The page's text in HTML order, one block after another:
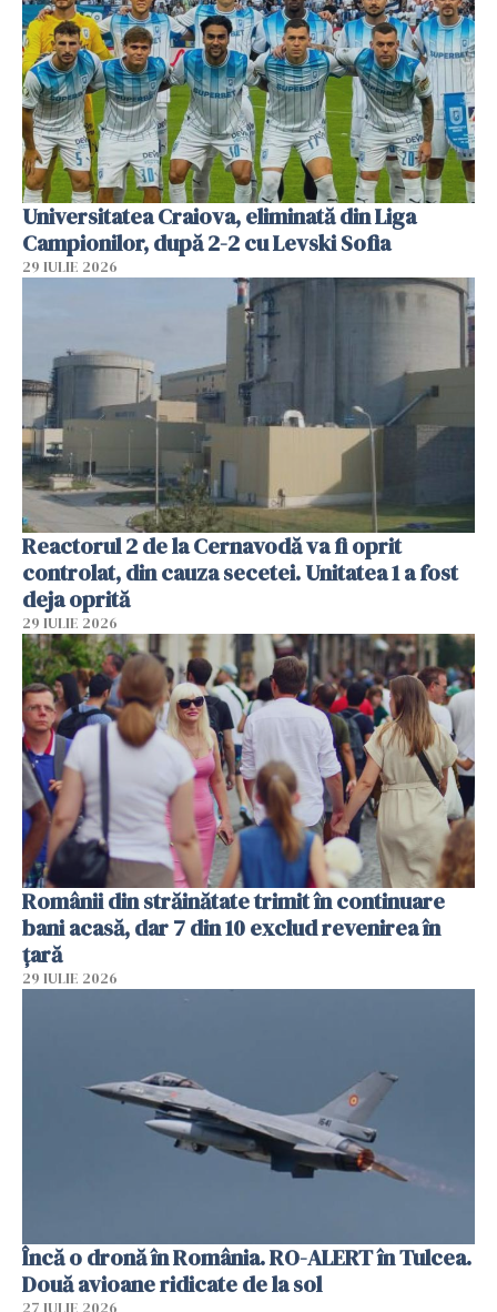
Universitatea Craiova, eliminată din Liga
Campionilor, după 2-2 cu Levski Sofia
29 IULIE 2026
Reactorul 2 de la Cernavodă va fi oprit
controlat, din cauza secetei. Unitatea 1 a fost
deja oprită
29 IULIE 2026
Românii din străinătate trimit în continuare
bani acasă, dar 7 din 10 exclud revenirea în
țară
29 IULIE 2026
Încă o dronă în România. RO-ALERT în Tulcea.
Două avioane ridicate de la sol
27 IULIE 2026